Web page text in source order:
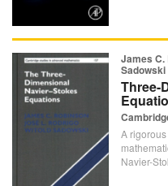
James C.
Sadowski
Three-
A
Navier-